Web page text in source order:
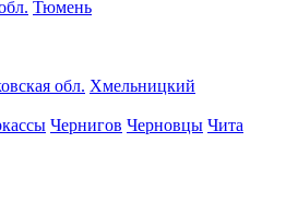
Тюмень
обл. Хмельницкий
Чернигов Черновцы Чита